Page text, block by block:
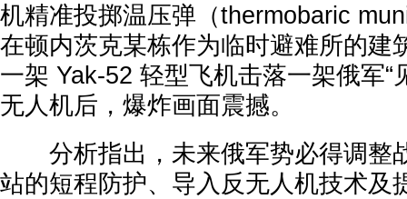
机精准投掷温压弹（thermobaric
在顿内茨克某栋作为临时避难所的建
一架 Yak-52 轻型飞机击落一架俄军“
无人机后，爆炸画面震撼。
分析指出，未来俄军势必得调整
站的短程防护、导入反无人机技术及